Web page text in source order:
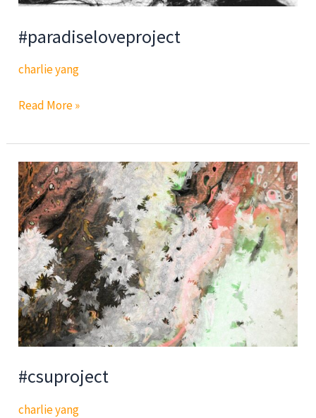
#paradiseloveproject
charlie yang
#paradiseloveproject
Read More »
#csuproject
charlie yang